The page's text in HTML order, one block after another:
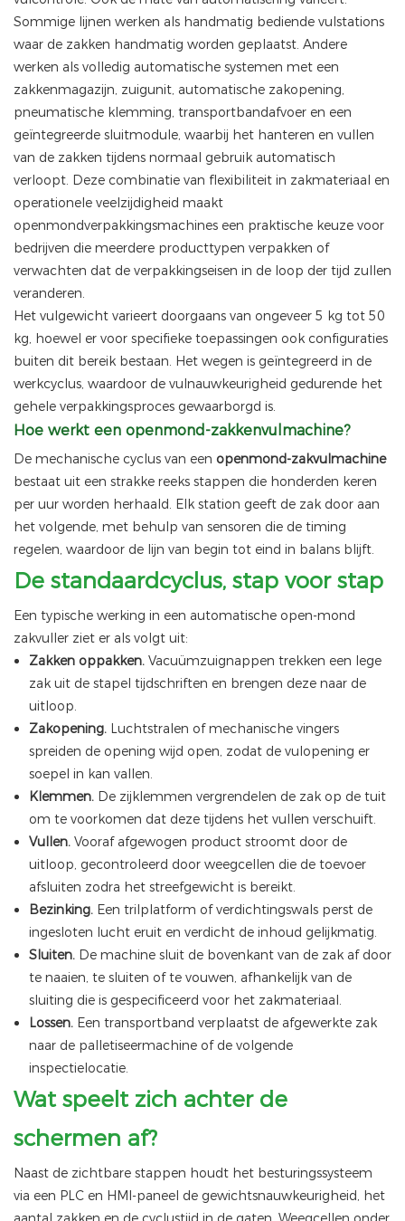
Sommige lijnen werken als handmatig bediende vulstations
waar de zakken handmatig worden geplaatst. Andere
werken als volledig automatische systemen met een
zakkenmagazijn, zuigunit, automatische zakopening,
pneumatische klemming, transportbandafvoer en een
geïntegreerde sluitmodule, waarbij het hanteren en vullen
van de zakken tijdens normaal gebruik automatisch
verloopt. Deze combinatie van flexibiliteit in zakmateriaal en
operationele veelzijdigheid maakt
openmondverpakkingsmachines een praktische keuze voor
bedrijven die meerdere producttypen verpakken of
verwachten dat de verpakkingseisen in de loop der tijd zullen
veranderen.
Het vulgewicht varieert doorgaans van ongeveer 5 kg tot 50
kg, hoewel er voor specifieke toepassingen ook configuraties
buiten dit bereik bestaan. Het wegen is geïntegreerd in de
werkcyclus, waardoor de vulnauwkeurigheid gedurende het
gehele verpakkingsproces gewaarborgd is.
Hoe werkt een openmond-zakkenvulmachine?
De mechanische cyclus van een openmond-zakvulmachine
bestaat uit een strakke reeks stappen die honderden keren
per uur worden herhaald. Elk station geeft de zak door aan
het volgende, met behulp van sensoren die de timing
regelen, waardoor de lijn van begin tot eind in balans blijft.
De standaardcyclus, stap voor stap
Een typische werking in een automatische open-mond
zakvuller ziet er als volgt uit:
Zakken oppakken. Vacuümzuignappen trekken een lege
zak uit de stapel tijdschriften en brengen deze naar de
uitloop.
Zakopening. Luchtstralen of mechanische vingers
spreiden de opening wijd open, zodat de vulopening er
soepel in kan vallen.
Klemmen. De zijklemmen vergrendelen de zak op de tuit
om te voorkomen dat deze tijdens het vullen verschuift.
Vullen. Vooraf afgewogen product stroomt door de
uitloop, gecontroleerd door weegcellen die de toevoer
afsluiten zodra het streefgewicht is bereikt.
Bezinking. Een trilplatform of verdichtingswals perst de
ingesloten lucht eruit en verdicht de inhoud gelijkmatig.
Sluiten. De machine sluit de bovenkant van de zak af door
te naaien, te sluiten of te vouwen, afhankelijk van de
sluiting die is gespecificeerd voor het zakmateriaal.
Lossen. Een transportband verplaatst de afgewerkte zak
naar de palletiseermachine of de volgende
inspectielocatie.
Wat speelt zich achter de
schermen af?
Naast de zichtbare stappen houdt het besturingssysteem
via een PLC en HMI-paneel de gewichtsnauwkeurigheid, het